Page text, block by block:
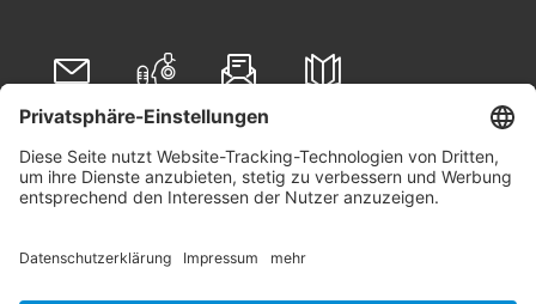
Folgen Sie uns auf
Linkedin